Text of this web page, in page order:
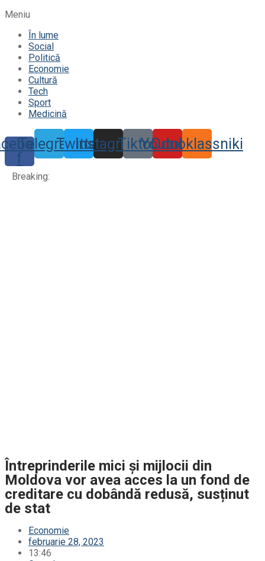
Meniu
În lume
Social
Politică
Economie
Cultură
Tech
Sport
Medicină
f
TelegramTwitter
Instagram
TiktokYoutube
Odnoklassniki
Breaking:
Întreprinderile mici și mijlocii din
Moldova vor avea acces la un fond de
creditare cu dobândă redusă, susținut
de stat
Economie
februarie 28, 2023
13:46